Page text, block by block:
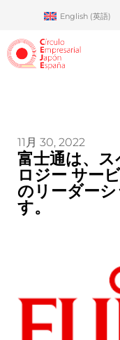
English(英語)
11月 30, 2022
富士通は、
ロジー サー
のリーダー
す。